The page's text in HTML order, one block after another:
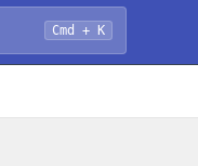
Cmd + K